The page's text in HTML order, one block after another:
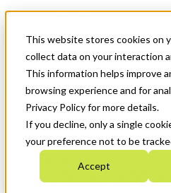
This website stores cookies on
collect data on your interaction
This information helps improve
browsing experience and for
Privacy Policy for more details.
If you decline, only a single
your preference not to be
Accept
News & Events
Get Started
Menu
Who We Are
Strategic Plan 2026-2030